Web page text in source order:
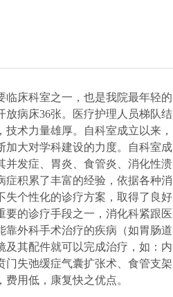
临床科室之一，也是我院最年轻的
病床36张。医疗护理人员梯队结
术力量雄厚。自科室成立以来，
加大对学科建设的力度。自科室成
并发症、胃炎、食管炎、消化性溃
症积累了丰富的经验，依据各种消
失个性化的诊疗方案，取得了良好
要的诊疗手段之一，消化科紧跟医
靠外科手术治疗的疾病（如胃肠道
及其配件就可以完成治疗，如：内
门失弛缓症气囊扩张术、食管支架
用低，康复快之优点。